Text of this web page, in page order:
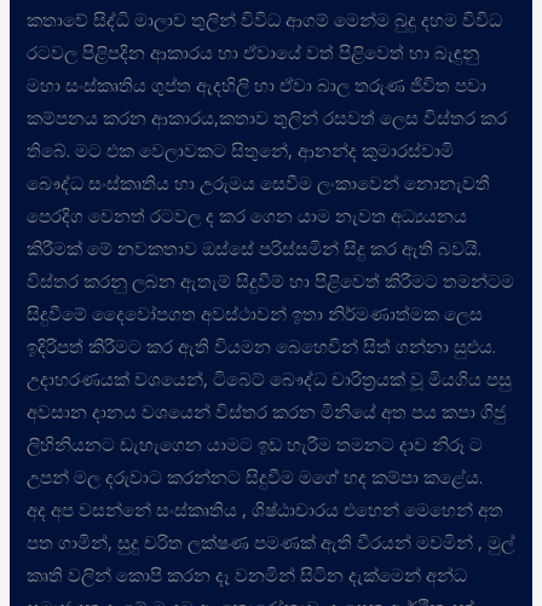
කතාවේ සිද්ධි මාලාව තුලින් විවිධ ආගම් මෙන්ම බුදු දහම විවිධ
රටවල පිළිපදින ආකාරය හා ඒවායේ වත් පිළිවෙත් හා බැඳුනු
මහා සංස්කෘතිය ගුප්ත ඇදහිලි හා ඒවා බාල තරුණ ජිවිත පවා
කම්පනය කරන ආකාරය,කතාව තුලින් රසවත් ලෙස විස්තර කර
තිබේ. මට එක වෙලාවකට සිතුනේ, ආනන්ද කුමාරස්වාමි
බෞද්ධ සංස්කෘතිය හා උරුමය සෙවීම ලංකාවෙන් නොනැවතී
පෙරදිග වෙනත් රටවල ද කර ගෙන යාම නැවත අධ්යයනය
කිරීමක් මේ නවකතාව ඔස්සේ පරිස්සමින් සිදු කර ඇති බවයි.
විස්තර කරනු ලබන ඇතැම් සිදුවීම් හා පිළිවෙත් කිරීමට තමන්ටම
සිදුවීමේ දෛවෝපගත අවස්ථාවන් ඉතා නිර්මණාත්මක ලෙස
ඉදිරිපත් කිරීමට කර ඇති වියමන බෙහෙවින් සිත් ගන්නා සුළුය.
උදාහරණයක් වශයෙන්, ටිබෙට් බෞද්ධ චාරිත්රයක් වූ මියගිය පසු
අවසාන දානය වශයෙන් විස්තර කරන මිනියේ අත පය කපා ගිජු
ලිහිනියනට ඩැහැගෙන යාමට ඉඩ හැරීම තමනට දාව නිරූ ට
උපන් මල දරුවාට කරන්නට සිදුවීම මගේ හද කම්පා කළේය.
අද අප වසන්නේ සංස්කෘතිය , ශිෂ්ඨාචාරය එහෙන් මෙහෙන් අත
පත ගාමින්, සුදු චරිත ලක්ෂණ පමණක් ඇති වීරයන් මවමින් , මුල්
කෘති වලින් කොපි කරන දෑ වනමින් සිටින දැක්මෙන් අන්ධ